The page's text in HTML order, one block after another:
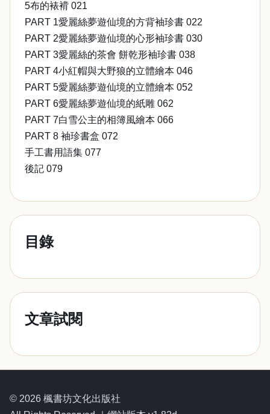
5布的裱褙 021
PART 1愛麗絲夢遊仙境的方背袖珍書 022
PART 2愛麗絲夢遊仙境的心形袖珍書 030
PART 3愛麗絲的茶會 餅乾形袖珍書 038
PART 4小紅帽與大野狼的立體繪本 046
PART 5愛麗絲夢遊仙境的立體繪本 052
PART 6愛麗絲夢遊仙境的紙雕 062
PART 7白雪公主的相簿風繪本 066
PART 8 袖珍書盒 072
手工書用語集 077
後記 079
目錄
文章試閱
© 2026 楓書坊文化出版社